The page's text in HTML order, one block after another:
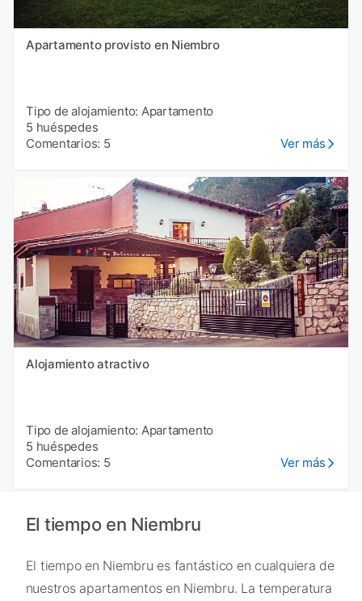
Apartamento provisto en Niembro
Tipo de alojamiento: Apartamento
5 huéspedes
Comentarios: 5
Ver más
Alojamiento atractivo
Tipo de alojamiento: Apartamento
5 huéspedes
Comentarios: 5
Ver más
El tiempo en Niembru
El tiempo en Niembru es fantástico en cualquiera de
nuestros apartamentos en Niembru. La temperatura